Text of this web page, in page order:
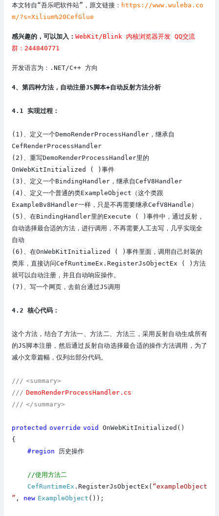
本文转自“吾乐吧软件站”，原文链接： https://www.wuleba.co
m/?s=Xilium%20CefGlue
感兴趣的，可以加入： WebKit/Blink 内核浏览器开发 QQ交流
群：244840771
开发语言为：.NET/C++ 方向
4、 第 四种方法，自动注册JS脚本+自动反射方法分析
4.1 实现过程：
(1) 、 定义一个DemoRenderProcessHandler，继承自
CefRenderProcessHandler
(2) 、 重写DemoRenderProcessHandler里的
OnWebKitInitialized ( )事件
(3) 、 定义一个BindingHandler，继承自CefV8Handler
(4) 、定义一个普通的类ExampleObject（这个类跟
ExampleBv8Handler一样，只是不再需要继承CefV8Handle ）
(5) 、 在BindingHandler里的Execute ( )事件中， 通过反射，
自动选择最合适的方法，进行调用，不再需要人工去写，几乎实现全
自动
(6) 、 在OnWebKitInitialized ( )事件里面 ， 调用自己封装的
类库 ，直接访问CefRuntimeEx.RegisterJsObjectEx ( )方法
就可以自动注册，并且自动响应操作。
(7) 、 写一个网页，去前台通过JS调用
4.2 核心代码：
这个方法，结合了方法一、方法二、方法三 ，采用反射自动生成所有
的JS脚本注册 ，然后通过反射自动选择最合适的操作方法调用， 为了
减小文章篇幅，仅列出部分代码。
/// <summary>
/// DemoRenderProcessHandler.cs
/// </summary>
protected override void
OnWebKitInitialized()
{
#region 历史操作
//使用方法二
CefRuntimeEx .RegisterJsObjectEx( “exampleObject
” , new ExampleObject ());